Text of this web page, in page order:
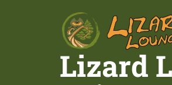
Lizard